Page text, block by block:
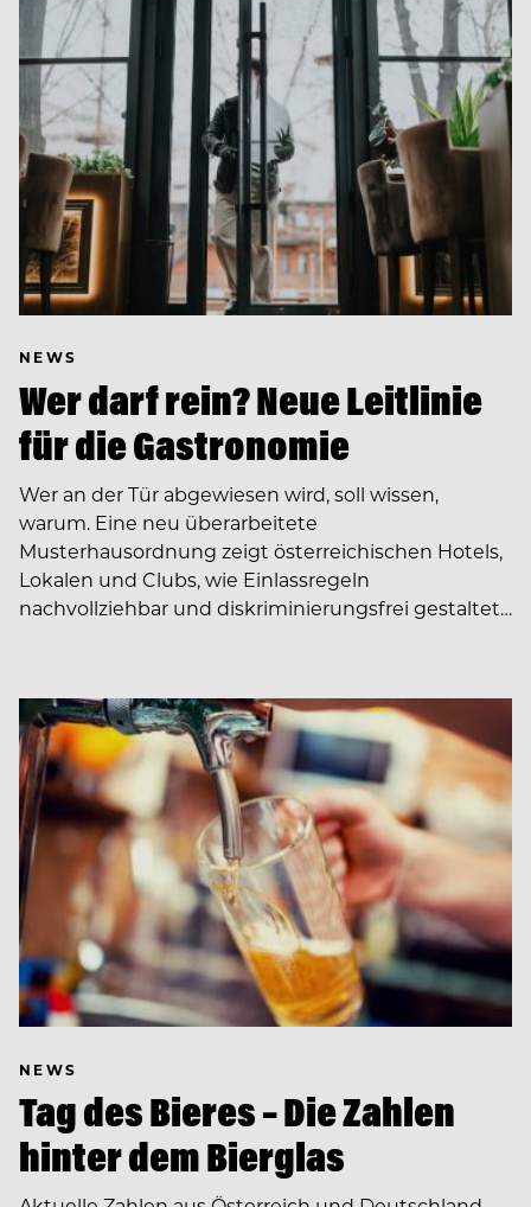
NEWS
Wer darf rein? Neue Leitlinie
für die Gastronomie
Wer an der Tür abgewiesen wird, soll wissen,
warum. Eine neu überarbeitete
Musterhausordnung zeigt österreichischen Hotels,
Lokalen und Clubs, wie Einlassregeln
nachvollziehbar und diskriminierungsfrei gestaltet…
NEWS
Tag des Bieres – Die Zahlen
hinter dem Bierglas